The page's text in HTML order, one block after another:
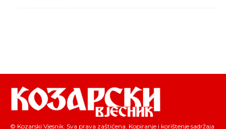
© Kozarski Vjesnik. Sva prava zaštićena. Kopiranje i korištenje sadržaja